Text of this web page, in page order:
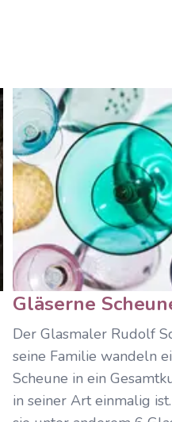
Gläserne
Der Glasmaler Rudolf
seine Familie wandeln
Scheune in ein
in seiner Art einmalig